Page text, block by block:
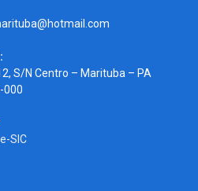
S/N Centro – Marituba – PA
000
e-SIC